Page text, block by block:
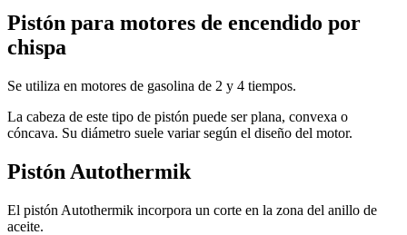
Pistón para motores de encendido por
chispa
Se utiliza en motores de gasolina de 2 y 4 tiempos.
La cabeza de este tipo de pistón puede ser plana, convexa o
cóncava. Su diámetro suele variar según el diseño del motor.
Pistón Autothermik
El pistón Autothermik incorpora un corte en la zona del anillo de
aceite.